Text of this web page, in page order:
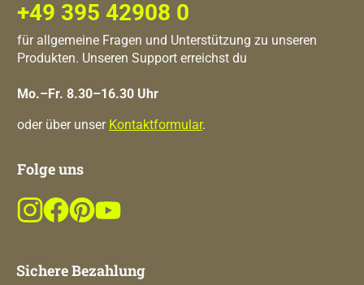
+49 395 42908 0
für allgemeine Fragen und Unterstützung zu unseren
Produkten. Unseren Support erreichst du
Mo.–Fr. 8.30–16.30 Uhr
oder über unser Kontaktformular.
Folge uns
Sichere Bezahlung